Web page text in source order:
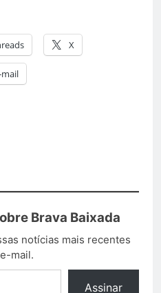
X
mail
Brava Baixada
notícias mais recentes
mail.
Assinar